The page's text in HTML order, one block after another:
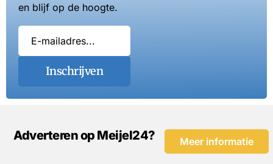
en blijf op de hoogte.
Inschrijven
Adverteren op Meijel24? Meer informatie